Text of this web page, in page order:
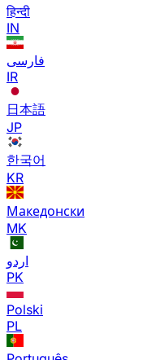
हिन्दी
IN
فارسی
IR
日本語
JP
한국어
KR
Македонски
MK
اردو
PK
Polski
PL